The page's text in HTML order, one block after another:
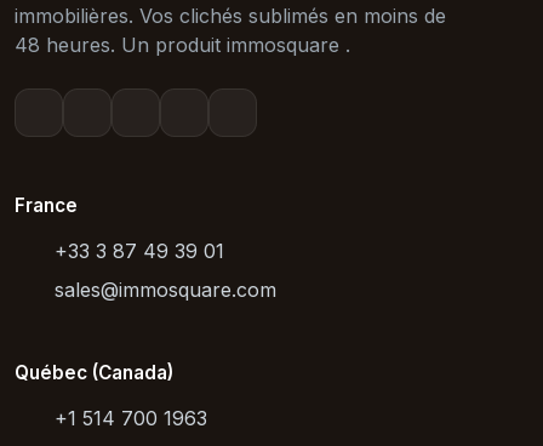
immobilières. Vos clichés sublimés en moins de
48 heures. Un produit immosquare .
France
+33 3 87 49 39 01
sales@immosquare.com
Québec (Canada)
+1 514 700 1963